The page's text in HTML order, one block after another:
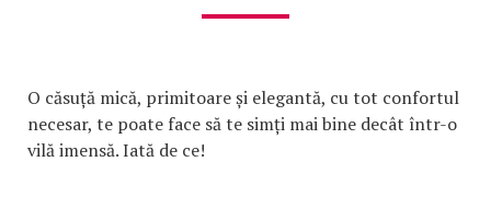
O căsuță mică, primitoare și elegantă, cu tot confortul
necesar, te poate face să te simți mai bine decât într-o
vilă imensă. Iată de ce!